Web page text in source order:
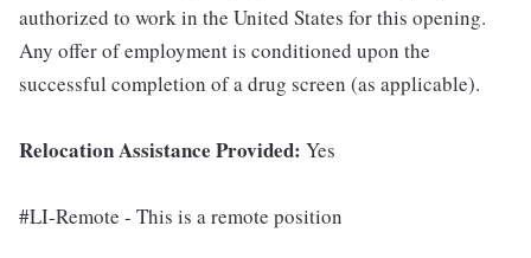
authorized to work in the United States for this opening.
Any offer of employment is conditioned upon the
successful completion of a drug screen (as applicable).
Relocation Assistance Provided: Yes
#LI-Remote - This is a remote position